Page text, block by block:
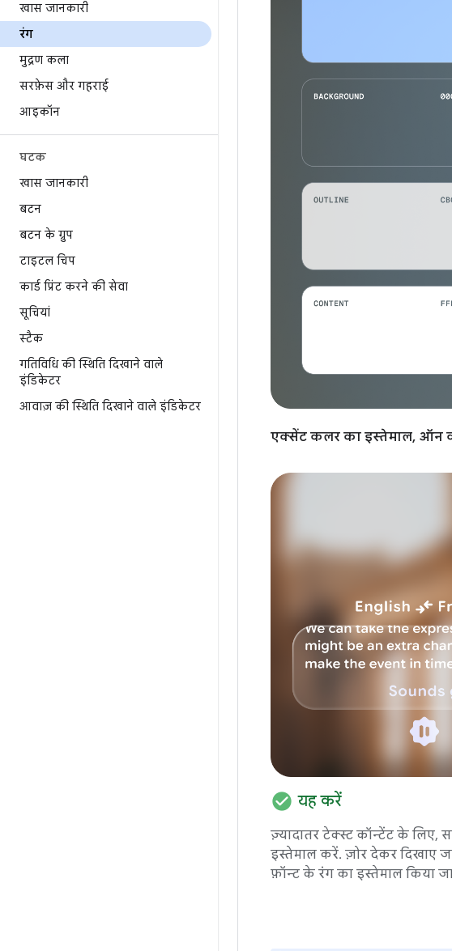
खास जानकारी
रंग
मुद्रण कला
सरफ़ेस और गहराई
आइकॉन
घटक
खास जानकारी
बटन
बटन के ग्रुप
टाइटल चिप
कार्ड प्रिंट करने की सेवा
सूचियां
स्टैक
गतिविधि की स्थिति दिखाने वाले
इंडिकेटर
आवाज़ की स्थिति दिखाने वाले इंडिकेटर
एक्सेंट कलर का इस्तेमाल, ऑन
check_circle यह करें
ज़्यादातर टेक्स्ट कॉन्टेंट के लिए,
इस्तेमाल करें. ज़ोर देकर दिखाए
फ़ॉन्ट के रंग का इस्तेमाल किया